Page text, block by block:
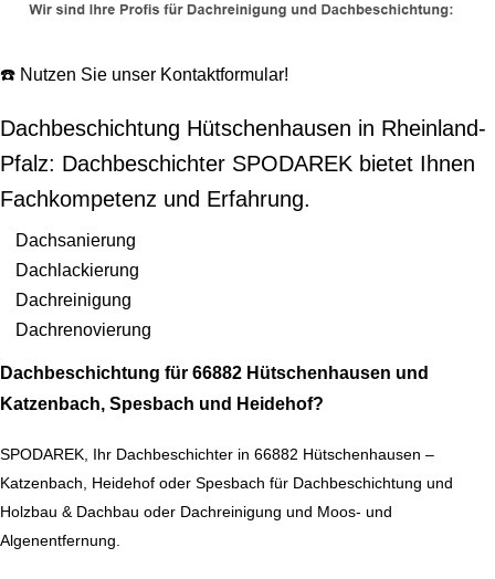
☎️ Nutzen Sie unser Kontaktformular!
Dachbeschichtung Hütschenhausen in Rheinland-
Pfalz: Dachbeschichter SPODAREK bietet Ihnen
Fachkompetenz und Erfahrung.
Dachsanierung
Dachlackierung
Dachreinigung
Dachrenovierung
Dachbeschichtung für 66882 Hütschenhausen und
Katzenbach, Spesbach und Heidehof?
SPODAREK, Ihr Dachbeschichter in 66882 Hütschenhausen –
Katzenbach, Heidehof oder Spesbach für Dachbeschichtung und
Holzbau & Dachbau oder Dachreinigung und Moos- und
Algenentfernung.